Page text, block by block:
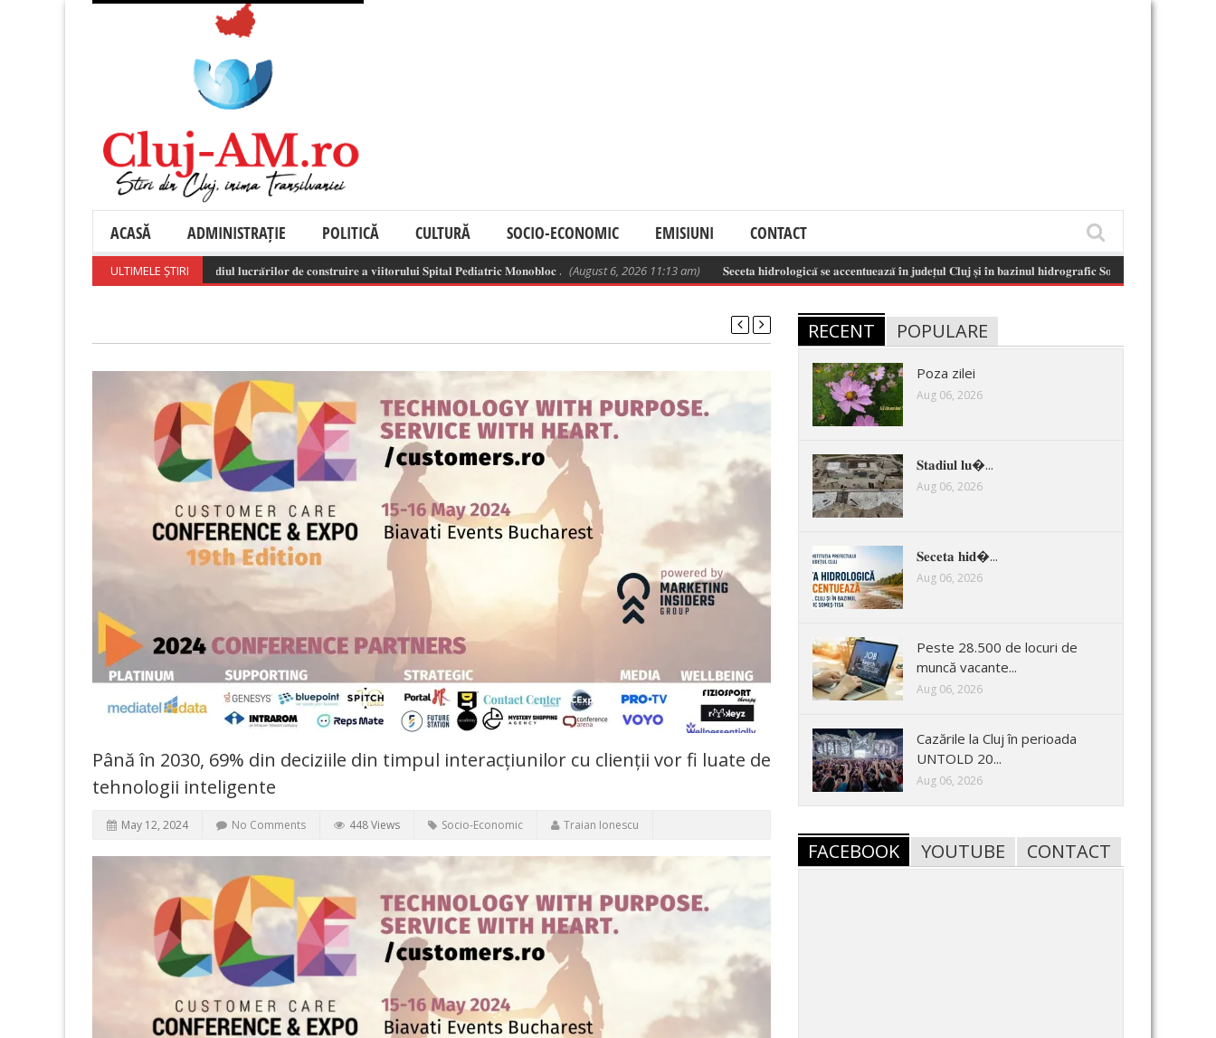
ACASĂ ADMINISTRAȚIE POLITICĂ CULTURĂ SOCIO-ECONOMIC EMISIUNI CONTACT
ULTIMELE ȘTIRI𝐒𝐭𝐚𝐝𝐢𝐮𝐥 𝐥𝐮𝐜𝐫𝐚̆𝐫𝐢𝐥𝐨𝐫 𝐝𝐞 𝐜𝐨𝐧𝐬𝐭𝐫𝐮𝐢𝐫𝐞 𝐚 𝐯𝐢𝐢𝐭𝐨𝐫𝐮𝐥𝐮𝐢 𝐒𝐩𝐢𝐭𝐚𝐥 𝐏𝐞𝐝𝐢𝐚𝐭𝐫𝐢𝐜 𝐌𝐨𝐧𝐨𝐛𝐥𝐨𝐜 . (August 6, 2026 11:13 am) 𝐒𝐞𝐜𝐞𝐭𝐚 𝐡𝐢𝐝𝐫𝐨𝐥𝐨𝐠𝐢𝐜𝐚̆ 𝐬𝐞 𝐚𝐜𝐜𝐞𝐧𝐭𝐮𝐞𝐚𝐳𝐚̆ 𝐢̂𝐧 𝐣𝐮𝐝𝐞𝐭̦𝐮𝐥 𝐂𝐥𝐮𝐣 𝐬̦𝐢 𝐢̂𝐧 𝐛𝐚𝐳𝐢𝐧𝐮𝐥 𝐡𝐢𝐝𝐫𝐨𝐠𝐫𝐚𝐟𝐢𝐜 𝐒𝐨𝐦𝐞𝐬̦-𝐓𝐢𝐬𝐚!
Până în 2030, 69% din deciziile din timpul interacțiunilor cu clienții vor fi luate de
tehnologii inteligente
May 12, 2024 No Comments 448 Views Socio-Economic Traian Ionescu
RECENT POPULARE
Poza zilei
Aug 06, 2026
𝐒𝐭𝐚𝐝𝐢𝐮𝐥 𝐥𝐮�...
Aug 06, 2026
𝐒𝐞𝐜𝐞𝐭𝐚 𝐡𝐢𝐝�...
Aug 06, 2026
Peste 28.500 de locuri de
muncă vacante...
Aug 06, 2026
Cazările la Cluj în perioada
UNTOLD 20...
Aug 06, 2026
FACEBOOK YOUTUBE CONTACT